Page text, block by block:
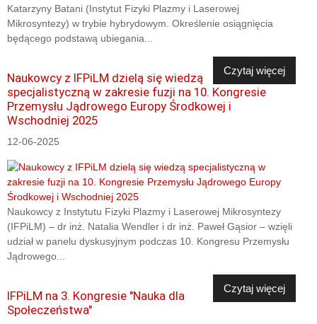
Katarzyny Batani (Instytut Fizyki Plazmy i Laserowej
Mikrosyntezy) w trybie hybrydowym. Określenie osiągnięcia
będącego podstawą ubiegania...
Czytaj więcej
Naukowcy z IFPiLM dzielą się wiedzą
specjalistyczną w zakresie fuzji na 10. Kongresie
Przemysłu Jądrowego Europy Środkowej i
Wschodniej 2025
12-06-2025
Naukowcy z Instytutu Fizyki Plazmy i Laserowej Mikrosyntezy
(IFPiLM) – dr inż. Natalia Wendler i dr inż. Paweł Gąsior – wzięli
udział w panelu dyskusyjnym podczas 10. Kongresu Przemysłu
Jądrowego...
Czytaj więcej
IFPiLM na 3. Kongresie "Nauka dla
Społeczeństwa"